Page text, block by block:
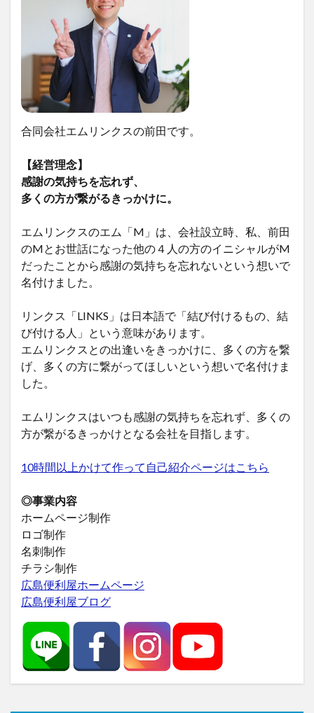
合同会社エムリンクスの前田です。
【経営理念】
感謝の気持ちを忘れず、
多くの方が繋がるきっかけに。
エムリンクスのエム「M」は、会社設立時、私、前田
のMとお世話になった他の４人の方のイニシャルがM
だったことから感謝の気持ちを忘れないという想いで
名付けました。
リンクス「LINKS」は日本語で「結び付けるもの、結
び付ける人」という意味があります。
エムリンクスとの出逢いをきっかけに、多くの方を繋
げ、多くの方に繋がってほしいという想いで名付けま
した。
エムリンクスはいつも感謝の気持ちを忘れず、多くの
方が繋がるきっかけとなる会社を目指します。
10時間以上かけて作って自己紹介ページはこちら
◎事業内容
ホームページ制作
ロゴ制作
名刺制作
チラシ制作
広島便利屋ホームページ
広島便利屋ブログ